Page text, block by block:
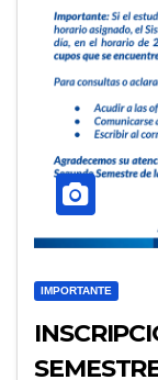
IMPORTANTE